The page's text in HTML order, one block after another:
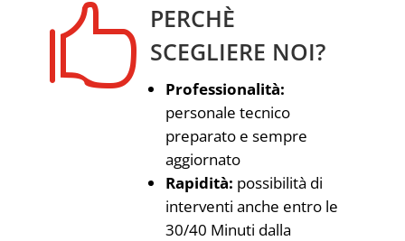
 PERCHÈ
SCEGLIERE NOI?
Professionalità:
personale tecnico
preparato e sempre
aggiornato
Rapidità: possibilità di
interventi anche entro le
30/40 Minuti dalla